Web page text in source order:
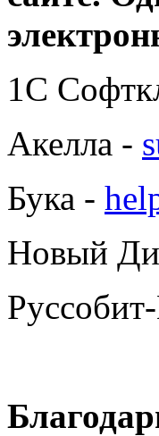
1С
Акелла -
Бука -
Новый